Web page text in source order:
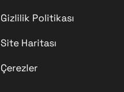
Gizlilik Politikası
Site Haritası
Çerezler